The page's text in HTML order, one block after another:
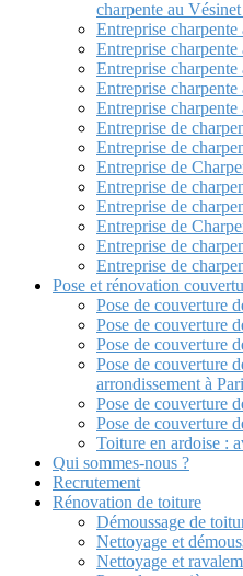
charpente au
Entreprise
Entreprise
Entreprise
Entreprise
Entreprise charpente
Entreprise de
Entreprise de
Entreprise de
Entreprise de
Entreprise de
Entreprise de
Entreprise de
Entreprise de
Pose et rénovation
Pose de couverture
Pose de couverture
Pose de couverture
Pose de couverture
arrondissement à
Pose de couverture
Pose de couverture
Toiture en ardoise :
Qui sommes-nous ?
Recrutement
Rénovation de toiture
Démoussage de
Nettoyage et
Nettoyage et